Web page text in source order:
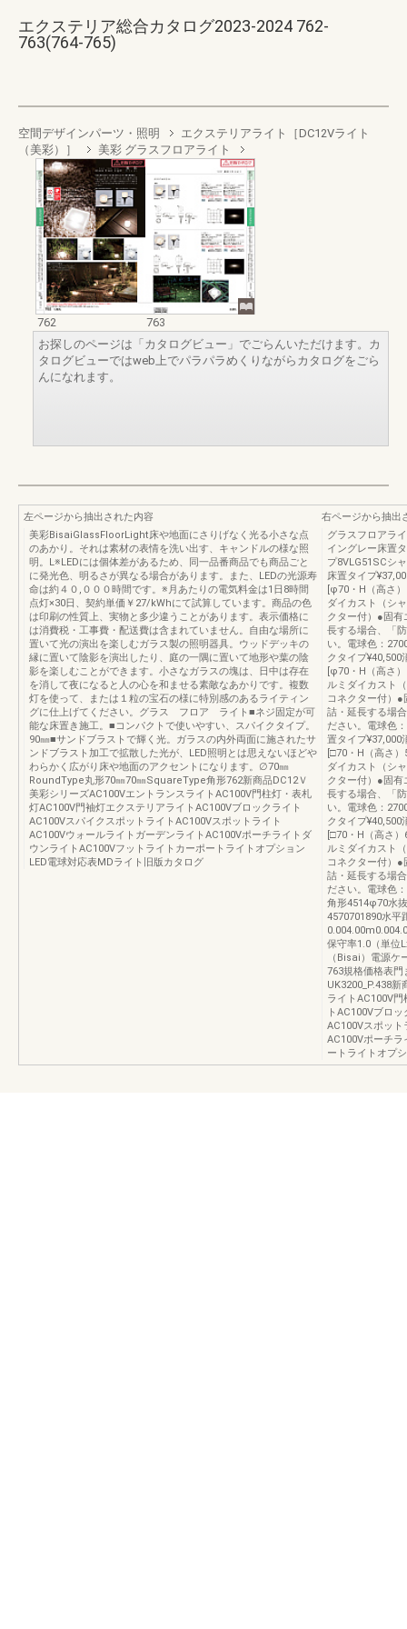
エクステリア総合カタログ2023-2024 762-
763(764-765)
空間デザインパーツ・照明
エクステリアライト［DC12Vライト
（美彩）］
美彩 グラスフロアライト
762
763
お探しのページは「カタログビュー」でごらんいただけます。カ
タログビューではweb上でパラパラめくりながらカタログをごら
んになれます。
左ページから抽出された内容
美彩BisaiGlassFloorLight床や地面にさりげなく光る小さな点
のあかり。それは素材の表情を洗い出す、キャンドルの様な照
明。L※LEDには個体差があるため、同一品番商品でも商品ごと
に発光色、明るさが異なる場合があります。また、LEDの光源寿
命は約４０,０００時間です。※月あたりの電気料金は1日8時間
点灯×30日、契約単価￥27/kWhにて試算しています。商品の色
は印刷の性質上、実物と多少違うことがあります。表示価格に
は消費税・工事費・配送費は含まれていません。自由な場所に
置いて光の演出を楽しむガラス製の照明器具。ウッドデッキの
縁に置いて陰影を演出したり、庭の一隅に置いて地形や葉の陰
影を楽しむことができます。小さなガラスの塊は、日中は存在
を消して夜になると人の心を和ませる素敵なあかりです。複数
灯を使って、または１粒の宝石の様に特別感のあるライティン
グに仕上げてください。グラス フロア ライト■ネジ固定が可
能な床置き施工。■コンパクトで使いやすい、スパイクタイプ。
90㎜■サンドブラストで輝く光。ガラスの内外両面に施されたサ
ンドブラスト加工で拡散した光が、LED照明とは思えないほどや
わらかく広がり床や地面のアクセントになります。∅70㎜
RoundType丸形70㎜70㎜SquareType角形762新商品DC12Ｖ
美彩シリーズAC100VエントランスライトAC100V門柱灯・表札
灯AC100V門袖灯エクステリアライトAC100Vブロックライト
AC100VスパイクスポットライトAC100Vスポットライト
AC100VウォールライトガーデンライトAC100Vポーチライトダ
ウンライトAC100Vフットライトカーポートライトオプション
LED電球対応表MDライト旧版カタログ
右ページから抽出
グラスフロアラ
イングレー床置
プ8VLG51SCシ
床置タイプ
[φ70・H（高さ
ダイカスト（シ
クター付）●固
長する場合、「
い。電球色：
クタイプ
[φ70・H（高さ
ルミダイカスト
コネクター付）
詰・延長する場
ださい。電球色
置タイプ
[□70・H（高さ
ダイカスト（シ
クター付）●固
長する場合、「
い。電球色：
クタイプ
[□70・H（高さ
ルミダイカスト
コネクター付）
詰・延長する場
ださい。電球色
角形4514φ70水
4570701890水平
保守率1.0（単位
（Bisai）電源ケ
763規格価格表門
UK3200_P.438
ライトAC100V
トAC100Vブロ
AC100Vスポッ
AC100Vポーチ
ートライトオプ